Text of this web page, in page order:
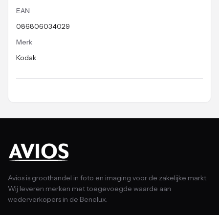
EAN
086806034029
Merk
Kodak
Avios is groothandel in foto en imaging voor de zakelijke markt.
Wij leveren merken met toegevoegde waarde aan
wederverkopers in de Benelux.